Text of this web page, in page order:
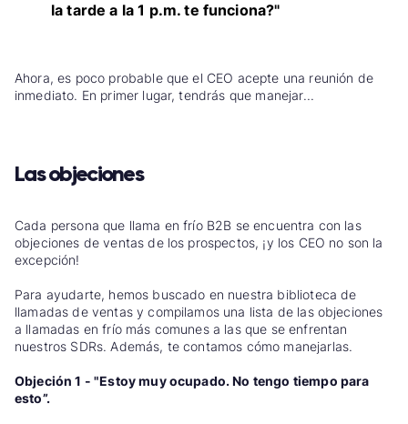
la tarde a la 1 p.m. te funciona?"
Ahora, es poco probable que el CEO acepte una reunión de
inmediato. En primer lugar, tendrás que manejar...
Las objeciones
Cada persona que llama en frío B2B se encuentra con las
objeciones de ventas de los prospectos, ¡y los CEO no son la
excepción!
Para ayudarte, hemos buscado en nuestra biblioteca de
llamadas de ventas y compilamos una lista de las objeciones
a llamadas en frío más comunes a las que se enfrentan
nuestros SDRs. Además, te contamos cómo manejarlas.
Objeción 1 - "Estoy muy ocupado. No tengo tiempo para
esto”.